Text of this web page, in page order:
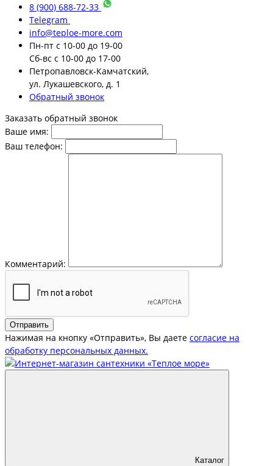
8 (900) 688-72-33
Telegram
info@teploe-more.com
Пн-пт с 10-00 до 19-00
Сб-вс с 10-00 до 17-00
Петропавловск-Камчатский,
ул. Лукашевского, д. 1
Обратный звонок
Заказать обратный звонок
Ваше имя:
Ваш телефон:
Комментарий:
Отправить
Нажимая на кнопку «Отправить», Вы даете согласие на
обработку персональных данных.
Каталог